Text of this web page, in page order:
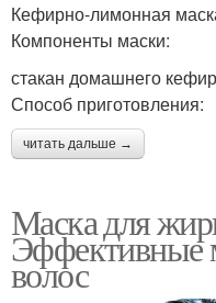
Кефирно-лимонная
Компоненты маски:
стакан домашнего
Способ приготовления:
читать дальше →
Маска для
Эффективные
волос